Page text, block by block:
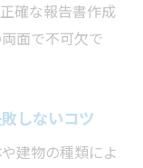
確な報告書作成
面で不可欠で
しないコツ
建物の種類によ